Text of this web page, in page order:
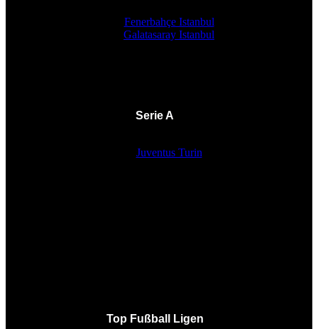
Fenerbahçe Istanbul
Galatasaray Istanbul
Serie A
Juventus Turin
Top Fußball Ligen